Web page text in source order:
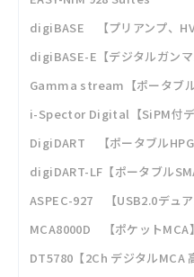
digiBASE 【プリアンプ、HV
digiBASE-E【デジタルガンマ
Gamma stream【ポータブル
i-Spector Digital【SiPM付デ
DigiDART 【ポータブル
digiDART-LF【ポータブル
ASPEC-927 【USB2.0デュア
MCA8000D 【ポケットMCA】
DT5780【2Ch デジタルMCA